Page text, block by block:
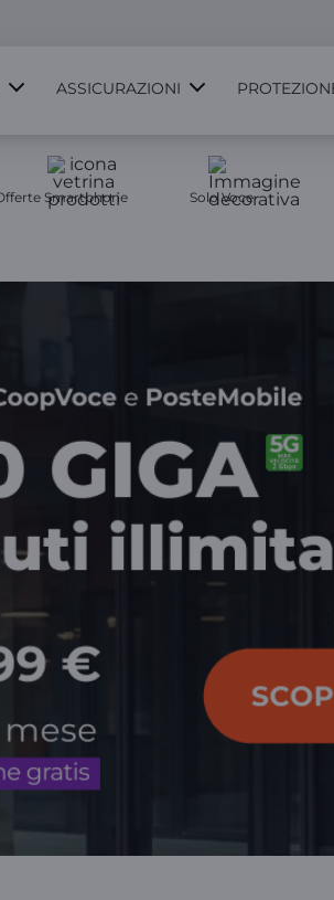
ASSICURAZIONI
Smartphone Solo Voce